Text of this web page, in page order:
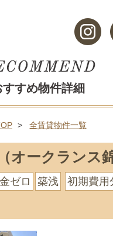
すすめ物件詳細
全賃貸物件一覧
オークランス
ゼロ 築浅
初期費用